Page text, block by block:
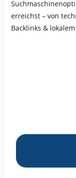
erreichst – von
Backlinks &